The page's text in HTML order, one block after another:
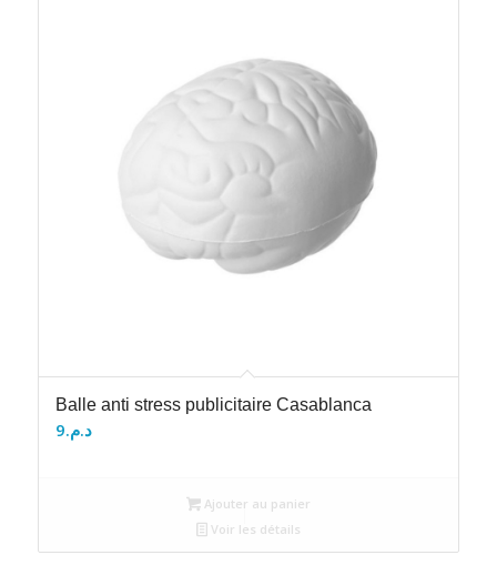
Balle anti stress publicitaire Casablanca
د.م.9
Ajouter au panier
Voir les détails